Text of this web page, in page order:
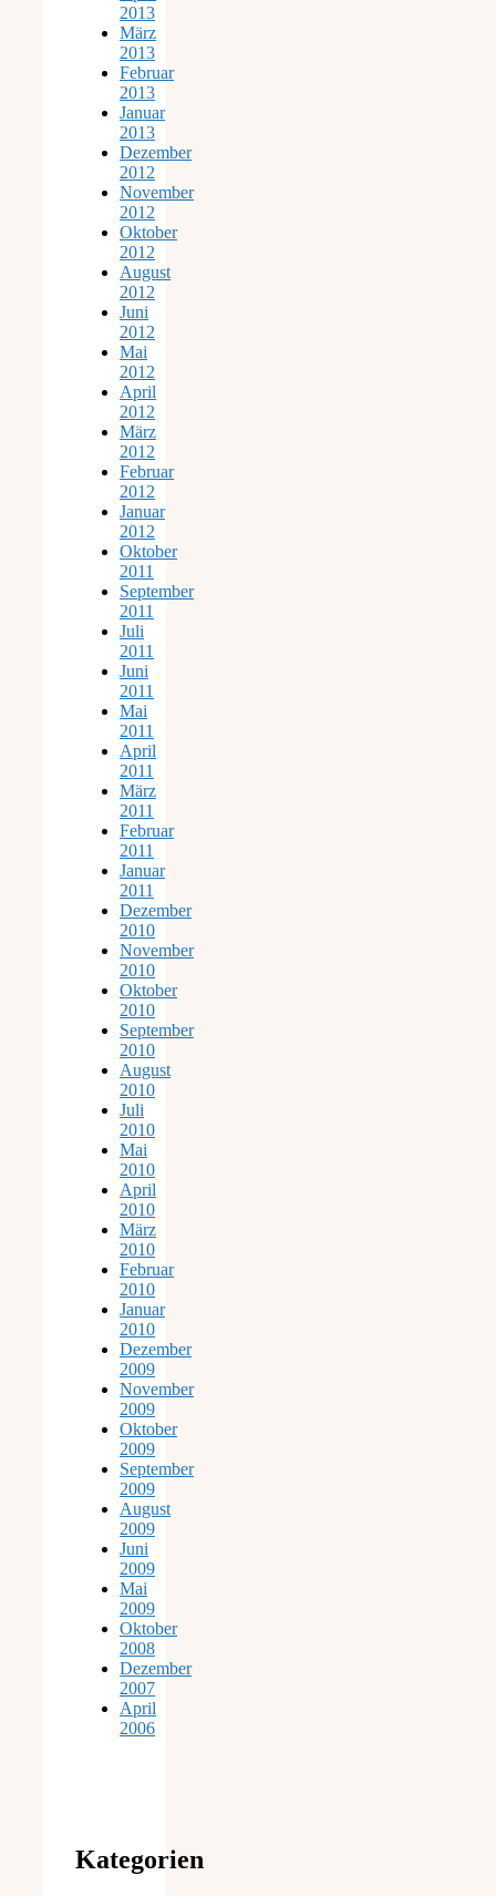
2013
März
2013
Februar
2013
Januar
2013
Dezember
2012
November
2012
Oktober
2012
August
2012
Juni
2012
Mai
2012
April
2012
März
2012
Februar
2012
Januar
2012
Oktober
2011
September
2011
Juli
2011
Juni
2011
Mai
2011
April
2011
März
2011
Februar
2011
Januar
2011
Dezember
2010
November
2010
Oktober
2010
September
2010
August
2010
Juli
2010
Mai
2010
April
2010
März
2010
Februar
2010
Januar
2010
Dezember
2009
November
2009
Oktober
2009
September
2009
August
2009
Juni
2009
Mai
2009
Oktober
2008
Dezember
2007
April
2006
Kategorien